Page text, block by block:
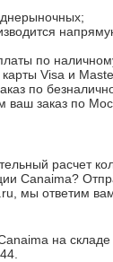
по
Visa и
по
ваш заказ по
расчет
Canaima?
мы ответим
на